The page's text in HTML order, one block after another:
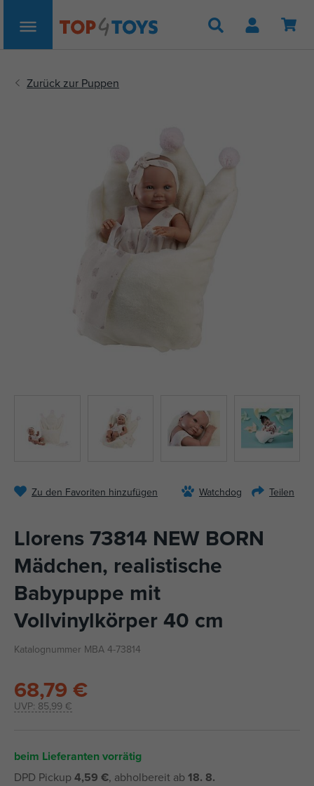
Suche
Zu den Favoriten hinzufügen Watchdog Teilen
Llorens 73814 NEW BORN
Mädchen, realistische
Babypuppe mit
Vollvinylkörper 40 cm
Katalognummer MBA 4-73814
UVP: 85,99 €
68,79 €
beim Lieferanten vorrätig
DPD Pickup 4,59 €, abholbereit ab 18. 8.